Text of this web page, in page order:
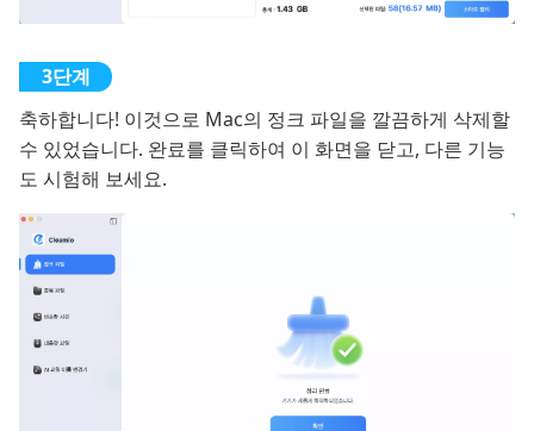
축하합니다! 이것으로 Mac의 정크 파일을 깔끔하게 삭제할
수 있었습니다. 완료를 클릭하여 이 화면을 닫고, 다른 기능
도 시험해 보세요.